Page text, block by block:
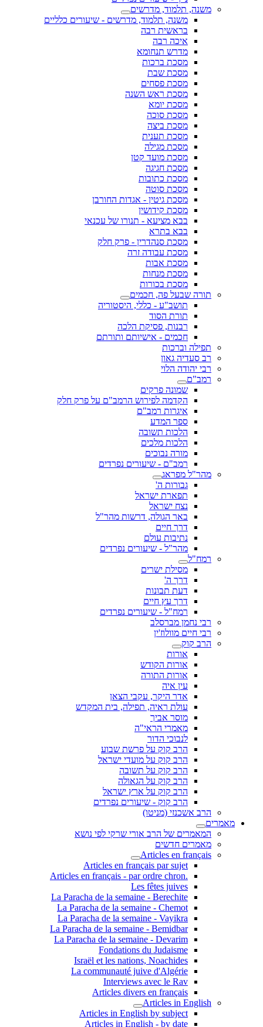
משנה, תלמוד, מדרשים
משנה, תלמוד, מדרשים - שיעורים כלליים
בראשית רבה
איכה רבה
מדרש תנחומא
מסכת ברכות
מסכת שבת
מסכת פסחים
מסכת ראש השנה
מסכת יומא
מסכת סוכה
מסכת ביצה
מסכת תענית
מסכת מגילה
מסכת מועד קטן
מסכת חגיגה
מסכת כתובות
מסכת סוטה
מסכת גיטין - אגדות החורבן
מסכת קידושין
בבא מציעא - תנורו של עכנאי
בבא בתרא
מסכת סנהדרין - פרק חלק
מסכת עבודה זרה
מסכת אבות
מסכת מנחות
מסכת בכורות
תורה שבעל פה, חכמים
תושב"ע - כללי, היסטוריה
תורת הסוד
רבנות, פסיקת הלכה
חכמים - אישיותם ותורתם
תפילה וברכות
רב סעדיה גאון
רבי יהודה הלוי
רמב"ם
שמונה פרקים
הקדמה לפירוש הרמב"ם על פרק חלק
איגרות רמב"ם
ספר המדע
הלכות תשובה
הלכות מלכים
מורה נבוכים
רמב"ם - שיעורים נפרדים
מהר"ל מפראג
גבורות ה'
תפארת ישראל
נצח ישראל
באר הגולה, דרשות מהר"ל
דרך חיים
נתיבות עולם
מהר"ל - שיעורים נפרדים
רמח"ל
מסילת ישרים
דרך ה'
דעת תבונות
דרך עץ חיים
רמח"ל - שיעורים נפרדים
רבי נחמן מברסלב
רבי חיים מוולוז'ין
הרב קוק
אורות
אורות הקודש
אורות התורה
עין איה
אדר היקר, עקבי הצאן
עולת ראיה, תפילה, בית המקדש
מוסר אביך
מאמרי הראי"ה
לנבוכי הדור
הרב קוק על פרשת שבוע
הרב קוק על מועדי ישראל
הרב קוק על תשובה
הרב קוק על הגאולה
הרב קוק על ארץ ישראל
הרב קוק - שיעורים נפרדים
הרב אשכנזי (מניטו)
מאמרים
המאמרים של הרב אורי שרקי לפי נושא
מאמרים חדשים
Articles en français
Articles en français par sujet
.Articles en français - par ordre chron
Les fêtes juives
La Paracha de la semaine - Berechite
La Paracha de la semaine - Chemot
La Paracha de la semaine - Vayikra
La Paracha de la semaine - Bemidbar
La Paracha de la semaine - Devarim
Fondations du Judaisme
Israël et les nations, Noachides
La communauté juive d'Algérie
Interviews avec le Rav
Articles divers en français
Articles in English
Articles in English by subject
Articles in English - by date